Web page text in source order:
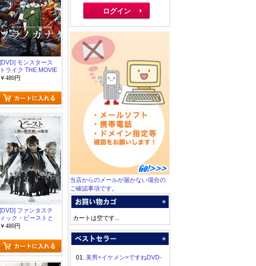
[DVD] モンスタース
トライク THE MOVIE
ソラノカナタ
￥480円
[DVD] ファンタステ
ィック・ビーストと
黒い魔法使いの誕生
￥480円
当店からのメールが届かない場合の
ご確認事項です。
カートは空です...
01. 美男<イケメン>ですねDVD-